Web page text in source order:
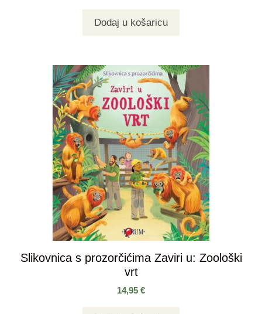
Dodaj u košaricu
Slikovnica s prozorčićima Zaviri u: Zoološki
vrt
14,95 €